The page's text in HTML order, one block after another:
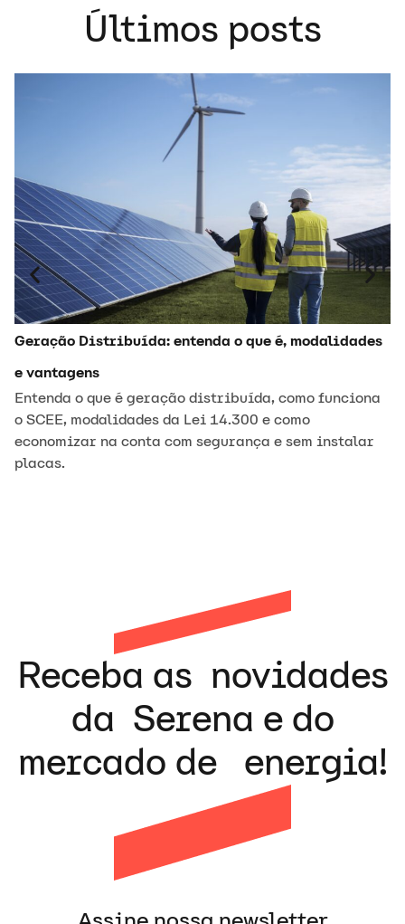
Últimos posts
Geração Distribuída: entenda o que é, modalidades
e vantagens
Entenda o que é geração distribuída, como funciona
o SCEE, modalidades da Lei 14.300 e como
economizar na conta com segurança e sem instalar
placas.
Receba as novidades
da Serena e do
mercado de energia!